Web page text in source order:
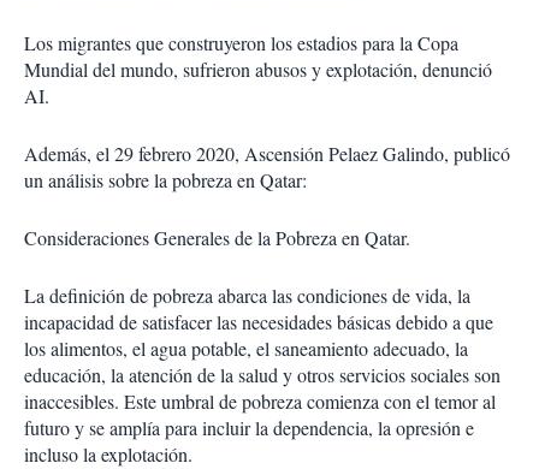
Los migrantes que construyeron los estadios para la Copa
Mundial del mundo, sufrieron abusos y explotación, denunció
AI.
Además, el 29 febrero 2020, Ascensión Pelaez Galindo, publicó
un análisis sobre la pobreza en Qatar:
Consideraciones Generales de la Pobreza en Qatar.
La definición de pobreza abarca las condiciones de vida, la
incapacidad de satisfacer las necesidades básicas debido a que
los alimentos, el agua potable, el saneamiento adecuado, la
educación, la atención de la salud y otros servicios sociales son
inaccesibles. Este umbral de pobreza comienza con el temor al
futuro y se amplía para incluir la dependencia, la opresión e
incluso la explotación.